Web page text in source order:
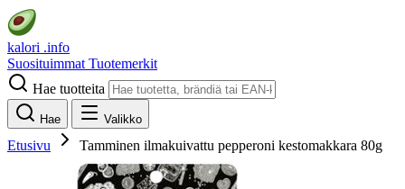
kalori .info
Suosituimmat Tuotemerkit
Hae tuotteita
Hae Valikko
Etusivu Tamminen ilmakuivattu pepperoni kestomakkara 80g